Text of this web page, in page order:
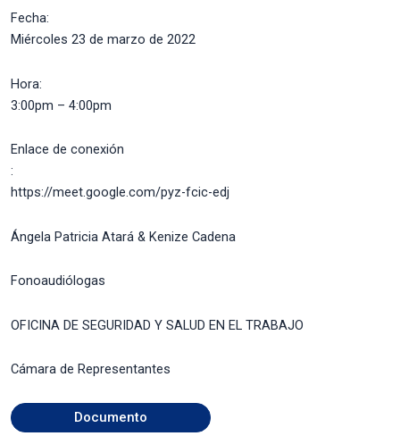
Fecha:
Miércoles 23 de marzo de 2022
Hora:
3:00pm – 4:00pm
Enlace de conexión
:
https://meet.google.com/pyz-fcic-edj
Ángela Patricia Atará & Kenize Cadena
Fonoaudiólogas
OFICINA DE SEGURIDAD Y SALUD EN EL TRABAJO
Cámara de Representantes
Documento